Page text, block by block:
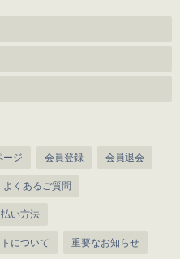
ージ 会員登録 会員退会
よくあるご質問
い方法
について 重要なお知らせ